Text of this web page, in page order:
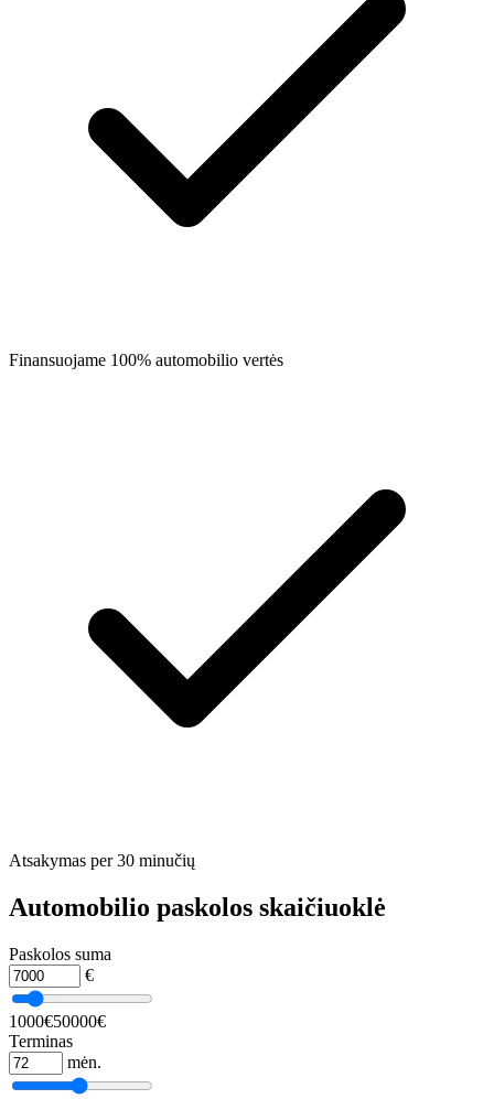
Finansuojame 100% automobilio vertės
Atsakymas per 30 minučių
Automobilio paskolos skaičiuoklė
Paskolos suma
€
1000€50000€
Terminas
mėn.